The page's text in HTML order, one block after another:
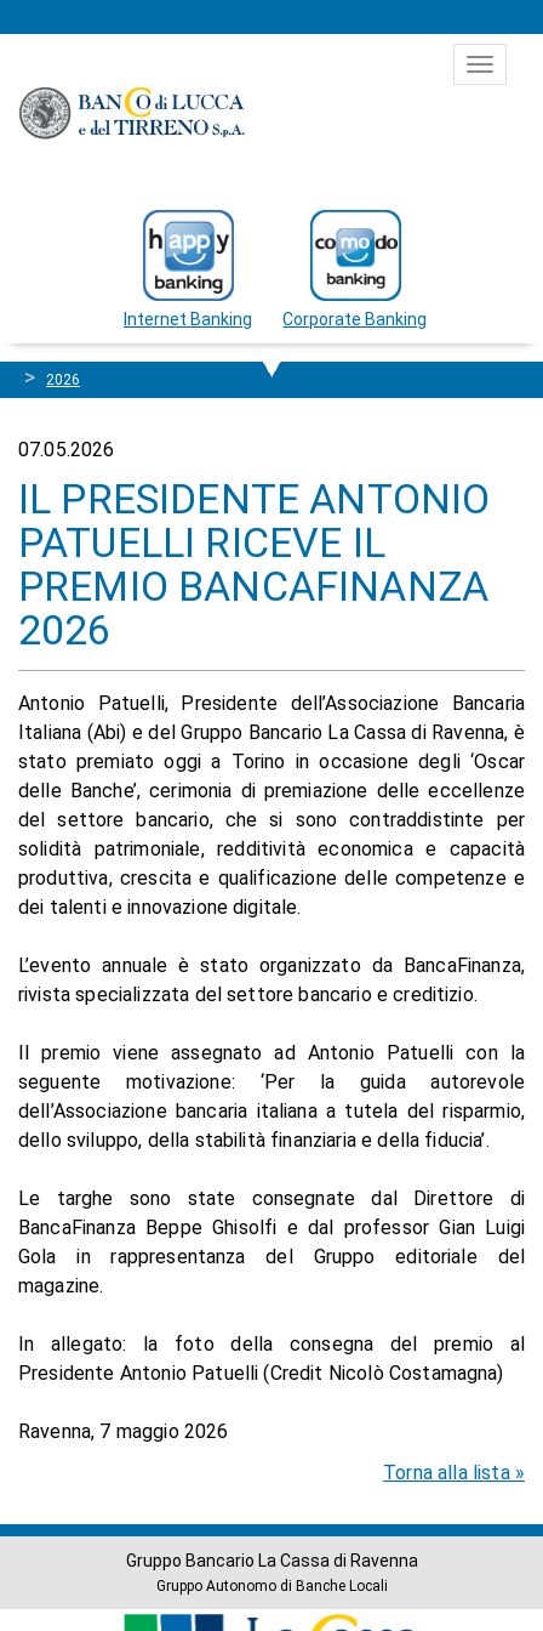
Toggle
Internet Banking Corporate Banking
2026
07.05.2026
IL PRESIDENTE ANTONIO
PATUELLI RICEVE IL
PREMIO BANCAFINANZA
2026
Antonio Patuelli, Presidente dell’Associazione Bancaria
Italiana (Abi) e del Gruppo Bancario La Cassa di Ravenna, è
stato premiato oggi a Torino in occasione degli ‘Oscar
delle Banche’, cerimonia di premiazione delle eccellenze
del settore bancario, che si sono contraddistinte per
solidità patrimoniale, redditività economica e capacità
produttiva, crescita e qualificazione delle competenze e
dei talenti e innovazione digitale.
L’evento annuale è stato organizzato da BancaFinanza,
rivista specializzata del settore bancario e creditizio.
Il premio viene assegnato ad Antonio Patuelli con la
seguente motivazione: ‘Per la guida autorevole
dell’Associazione bancaria italiana a tutela del risparmio,
dello sviluppo, della stabilità finanziaria e della fiducia’.
Le targhe sono state consegnate dal Direttore di
BancaFinanza Beppe Ghisolfi e dal professor Gian Luigi
Gola in rappresentanza del Gruppo editoriale del
magazine.
In allegato: la foto della consegna del premio al
Presidente Antonio Patuelli (Credit Nicolò Costamagna)
Ravenna, 7 maggio 2026
Torna alla lista »
Gruppo Bancario La Cassa di Ravenna
Gruppo Autonomo di Banche Locali